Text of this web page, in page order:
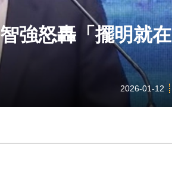
強怒轟「擺明就在
2026-01-12